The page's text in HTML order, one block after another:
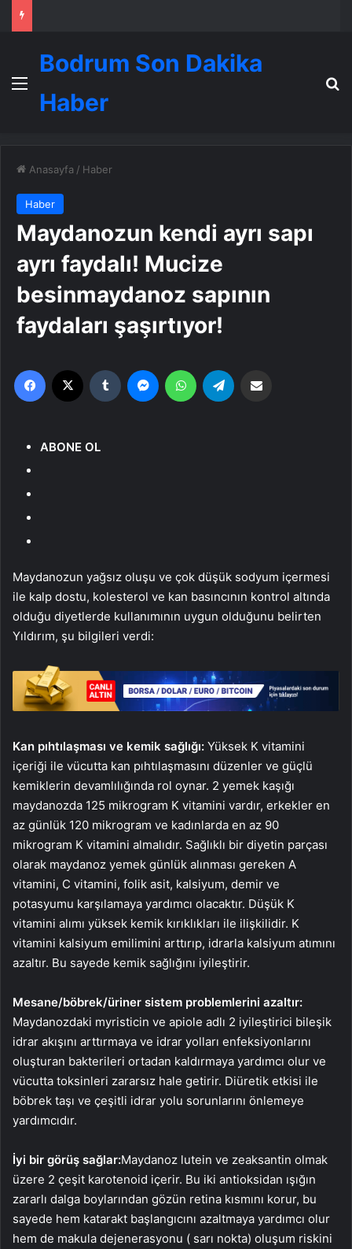
Menü
Bodrum Son Dakika
Haber
Anasayfa / Haber
Haber
Maydanozun kendi ayrı sapı
ayrı faydalı! Mucize
besinmaydanoz sapının
faydaları şaşırtıyor!
Facebook Tumblr MessengerWhatsApp
ABONE OL
Maydanozun yağsız oluşu ve çok düşük sodyum içermesi
ile kalp dostu, kolesterol ve kan basıncının kontrol altında
olduğu diyetlerde kullanımının uygun olduğunu belirten
Yıldırım, şu bilgileri verdi:
Kan pıhtılaşması ve kemik sağlığı: Yüksek K vitamini
içeriği ile vücutta kan pıhtılaşmasını düzenler ve güçlü
kemiklerin devamlılığında rol oynar. 2 yemek kaşığı
maydanozda 125 mikrogram K vitamini vardır, erkekler en
az günlük 120 mikrogram ve kadınlarda en az 90
mikrogram K vitamini almalıdır. Sağlıklı bir diyetin parçası
olarak maydanoz yemek günlük alınması gereken A
vitamini, C vitamini, folik asit, kalsiyum, demir ve
potasyumu karşılamaya yardımcı olacaktır. Düşük K
vitamini alımı yüksek kemik kırıklıkları ile ilişkilidir. K
vitamini kalsiyum emilimini arttırıp, idrarla kalsiyum atımını
azaltır. Bu sayede kemik sağlığını iyileştirir.
Mesane/böbrek/üriner sistem problemlerini azaltır:
Maydanozdaki myristicin ve apiole adlı 2 iyileştirici bileşik
idrar akışını arttırmaya ve idrar yolları enfeksiyonlarını
oluşturan bakterileri ortadan kaldırmaya yardımcı olur ve
vücutta toksinleri zararsız hale getirir. Diüretik etkisi ile
böbrek taşı ve çeşitli idrar yolu sorunlarını önlemeye
yardımcıdır.
İyi bir görüş sağlar:Maydanoz lutein ve zeaksantin olmak
üzere 2 çeşit karotenoid içerir. Bu iki antioksidan ışığın
zararlı dalga boylarından gözün retina kısmını korur, bu
sayede hem katarakt başlangıcını azaltmaya yardımcı olur
hem de makula dejenerasyonu ( sarı nokta) oluşum riskini